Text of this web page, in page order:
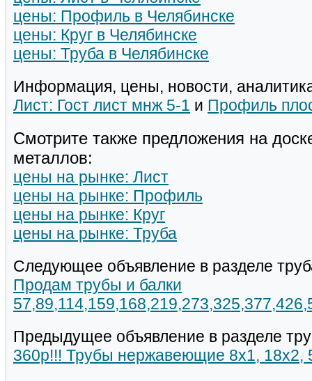
цены: Профиль в Челябинске
цены: Круг в Челябинске
цены: Труба в Челябинске
Информация, цены, новости,
Лист: Гост лист мнж 5-1 и Профиль
Смотрите также предложения на
металлов:
цены на рынке: Лист
цены на рынке: Профиль
цены на рынке: Круг
цены на рынке: Труба
Следующее объявление в разделе
Продам трубы и балки
Предыдущее объявление в разделе
360р!!! Трубы нержавеющие 8х1, 18х2,